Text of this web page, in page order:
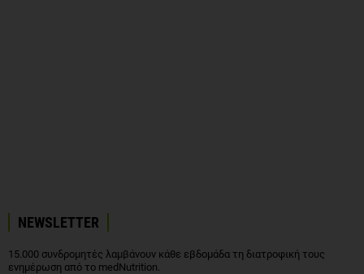
NEWSLETTER
15.000 συνδρομητές λαμβάνουν κάθε εβδομάδα τη διατροφική τους
ενημέρωση από το medNutrition.